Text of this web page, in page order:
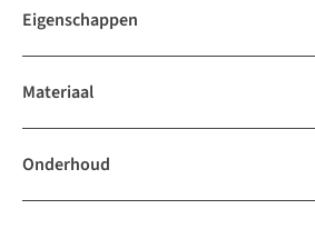
Eigenschappen
Materiaal
Onderhoud